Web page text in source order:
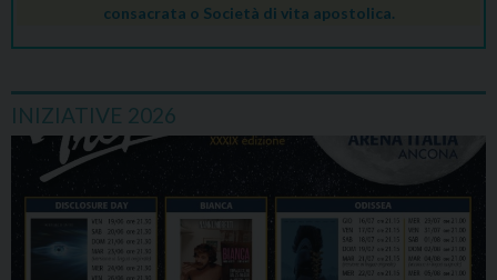
consacrata o Società di vita apostolica.
INIZIATIVE 2026